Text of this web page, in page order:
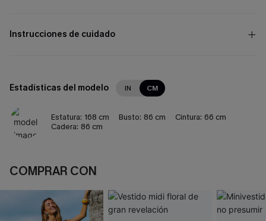
Instrucciones de cuidado
Estadísticas del modelo IN CM
Estatura: 168 cm Busto: 86 cm Cintura: 66 cm
Cadera: 86 cm
COMPRAR CON